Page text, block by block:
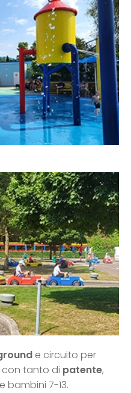
e circuito per
con tanto di patente,
bambini 7-13.